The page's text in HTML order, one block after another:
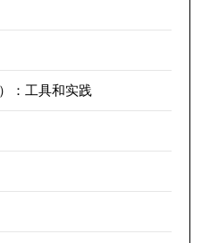
：工具和实践